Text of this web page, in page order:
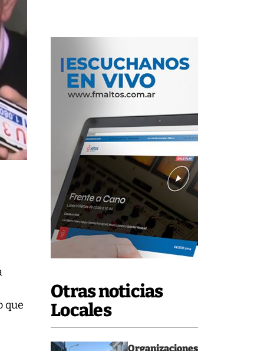
Otras noticias
Locales
Organizaciones
que